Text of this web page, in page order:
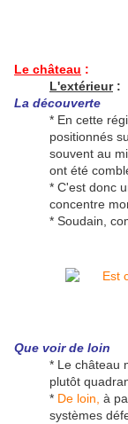
Le château :
L'extérieur:
La découverte
* En cette
positionnés
souvent au
ont été
* C'est donc
concentre
* Soudain,
Que voir de loin
* Le château
plutôt
* De loin, à
systèmes